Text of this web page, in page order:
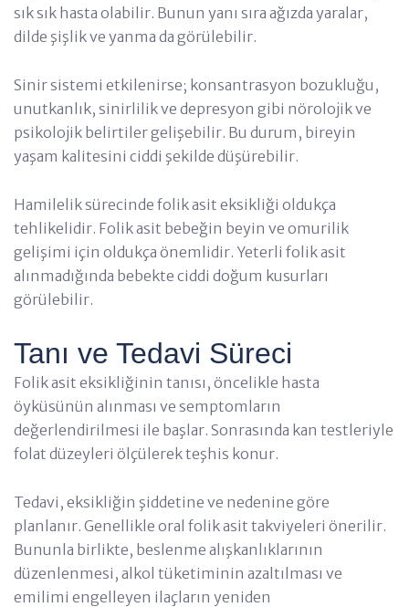
sık sık hasta olabilir. Bunun yanı sıra ağızda yaralar,
dilde şişlik ve yanma da görülebilir.
Sinir sistemi etkilenirse; konsantrasyon bozukluğu,
unutkanlık, sinirlilik ve depresyon gibi nörolojik ve
psikolojik belirtiler gelişebilir. Bu durum, bireyin
yaşam kalitesini ciddi şekilde düşürebilir.
Hamilelik sürecinde folik asit eksikliği oldukça
tehlikelidir. Folik asit bebeğin beyin ve omurilik
gelişimi için oldukça önemlidir. Yeterli folik asit
alınmadığında bebekte ciddi doğum kusurları
görülebilir.
Tanı ve Tedavi Süreci
Folik asit eksikliğinin tanısı, öncelikle hasta
öyküsünün alınması ve semptomların
değerlendirilmesi ile başlar. Sonrasında kan testleriyle
folat düzeyleri ölçülerek teşhis konur.
Tedavi, eksikliğin şiddetine ve nedenine göre
planlanır. Genellikle oral folik asit takviyeleri önerilir.
Bununla birlikte, beslenme alışkanlıklarının
düzenlenmesi, alkol tüketiminin azaltılması ve
emilimi engelleyen ilaçların yeniden